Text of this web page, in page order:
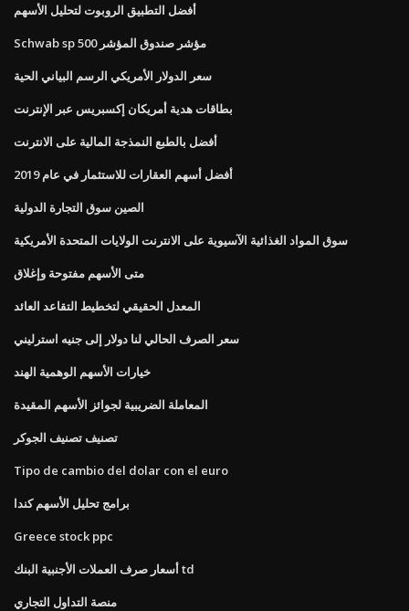
أفضل التطبيق الروبوت لتحليل الأسهم
Schwab sp 500 مؤشر صندوق المؤشر
سعر الدولار الأمريكي الرسم البياني الحية
بطاقات هدية أمريكان إكسبريس عبر الإنترنت
أفضل بالطبع النمذجة المالية على الانترنت
أفضل أسهم العقارات للاستثمار في عام 2019
الصين سوق التجارة الدولية
سوق المواد الغذائية الآسيوية على الانترنت الولايات المتحدة الأمريكية
متى الأسهم مفتوحة وإغلاق
المعدل الحقيقي لتخطيط التقاعد العائد
سعر الصرف الحالي لنا دولار إلى جنيه استرليني
خيارات الأسهم الوهمية الهند
المعاملة الضريبية لجوائز الأسهم المقيدة
تصنيف تصنيف الجوكر
Tipo de cambio del dolar con el euro
برامج تحليل الأسهم كندا
Greece stock ppc
أسعار صرف العملات الأجنبية البنك td
منصة التداول التجاري